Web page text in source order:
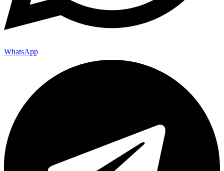
WhatsApp